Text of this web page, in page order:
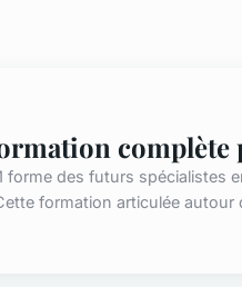
forme des futurs
formation articulée autour